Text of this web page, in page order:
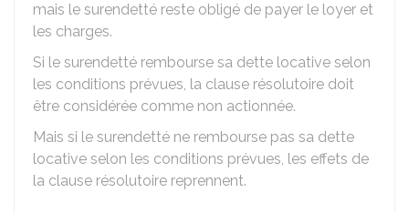
mais le surendetté reste obligé de payer le loyer et
les charges.
Si le surendetté rembourse sa dette locative selon
les conditions prévues, la clause résolutoire doit
être considérée comme non actionnée.
Mais si le surendetté ne rembourse pas sa dette
locative selon les conditions prévues, les effets de
la clause résolutoire reprennent.